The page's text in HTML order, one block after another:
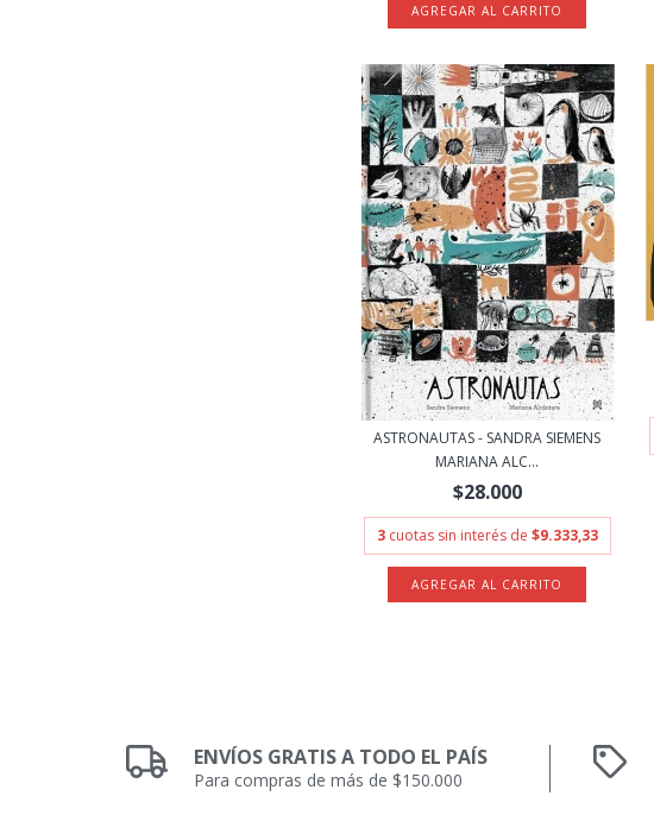
ASTRONAUTAS - SANDRA SIEMENS
MARIANA ALC...
$28.000
3 cuotas sin interés de $9.333,33
ENVÍOS GRATIS A TODO EL PAÍS
Para compras de más de $150.000